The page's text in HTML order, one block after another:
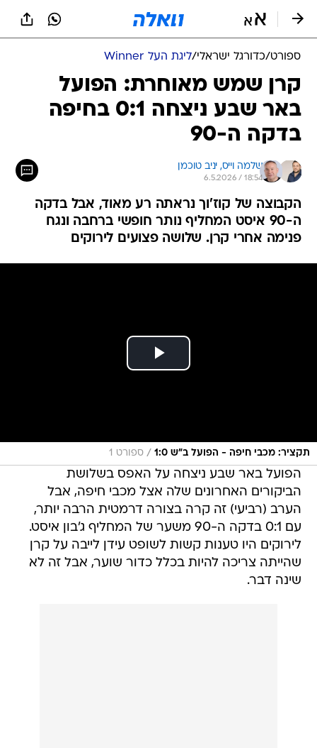
ספורט/כדורגל ישראלי/ליגת העל Winner
קרן שמש מאוחרת: הפועל
באר שבע ניצחה 0:1 בחיפה
בדקה ה-90
שלמה וייס, יניב טוכמן
6.5.2026 / 18:54
הקבוצה של קוז'וך נראתה רע מאוד, אבל בדקה
ה-90 איסט המחליף נותר חופשי ברחבה ונגח
פנימה אחרי קרן. שלושה פצועים לירוקים
תקציר: מכבי חיפה - הפועל ב"ש 1:0 / ספורט 1
הפועל באר שבע ניצחה על האפס בשלושת
הביקורים האחרונים שלה אצל מכבי חיפה, אבל
הערב (רביעי) זה קרה בצורה דרמטית הרבה יותר,
עם 0:1 בדקה ה-90 משער של המחליף ג'בון איסט.
לירוקים היו טענות קשות לשופט עידן לייבה על קרן
שהייתה צריכה להיות בכלל כדור שוער, אבל זה לא
שינה דבר.